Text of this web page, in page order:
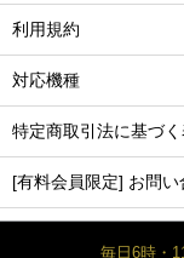
利用規約
対応機種
特定商取引法に基づ
[有料会員限定] お問い
毎日6時・